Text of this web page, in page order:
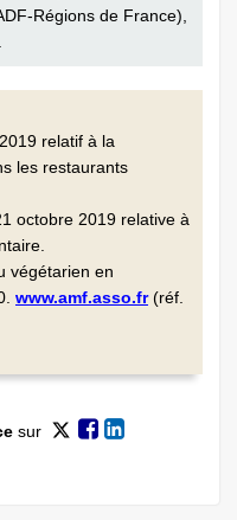
Régions de France),
relatif à la
les restaurants
octobre 2019 relative à
végétarien en
www.amf.asso.fr(réf.
sur